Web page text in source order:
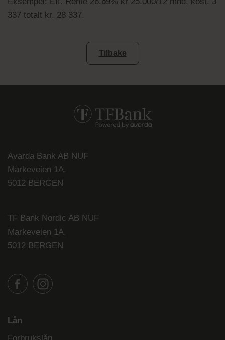
337 totalt kr. 28 337.
Tilbake
Avarda Bank AB NUF
Markeveien 1A,
5012 BERGEN
TF Bank Nordic AB NUF
Markeveien 1A,
5012 BERGEN
Lån